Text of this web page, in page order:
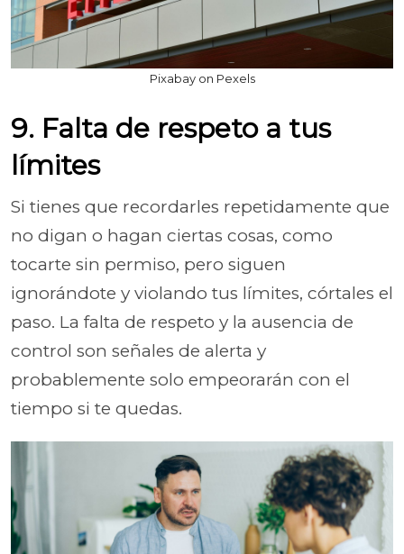
Pixabay on Pexels
9. Falta de respeto a tus
límites
Si tienes que recordarles repetidamente que
no digan o hagan ciertas cosas, como
tocarte sin permiso, pero siguen
ignorándote y violando tus límites, córtales el
paso. La falta de respeto y la ausencia de
control son señales de alerta y
probablemente solo empeorarán con el
tiempo si te quedas.